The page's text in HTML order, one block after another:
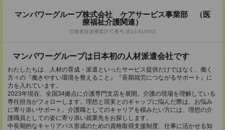
マンパワーグループ株式会社 ケアサービス事業部 （医
療福祉介護関連）
労働者派遣事業許可番号:派13-315642
マンパワーグループは日本初の人材派遣会社です
わたしたちは、人材の育成・派遣といったサービス提供だけではなく、働く
方々の『働きやすい環境を整えること』『長期就労につながるサポート』に
力を入れています。
2023年現在、全国34拠点に介護専門支店を展開。介護の現場を理解している
専任担当がフォローします。理想と現実とのギャップに悩んだ際は、お悩み
に寄り添いサポート。介護職としてのキャリアを積みたい方には、理想の介
護職員としての姿に寄り添い就業先をお探しします。
中長期的なキャリアパス形成のための資格取得支援制度、仕事に活かせる知